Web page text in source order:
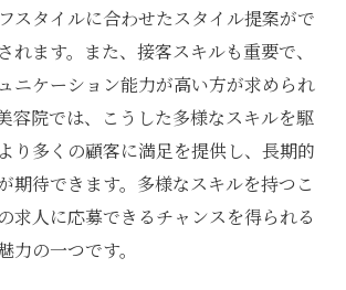
った職場を見つけるための求人探
キャリアを伸ばすためのスキルア
の基準と成功するためのポイント
のキャリアアップ成功事例を探る
ドを取り入れた川越市今成の美容院
スタイルに合わせたスタイル提案がで
れます。また、接客スキルも重要で、
ニケーション能力が高い方が求められ
容院では、こうした多様なスキルを駆
り多くの顧客に満足を提供し、長期的
期待できます。多様なスキルを持つこ
求人に応募できるチャンスを得られる
力の一つです。